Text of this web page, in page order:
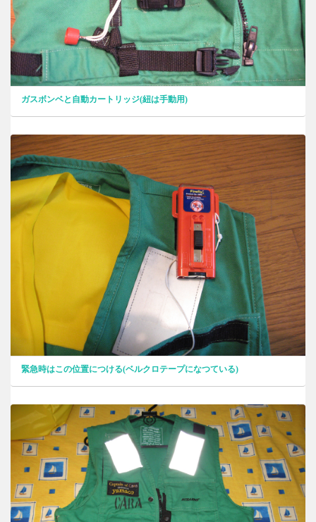
ガスボンベと自動カートリッジ(紐は手動用)
緊急時はこの位置につける(ベルクロテープになつている)